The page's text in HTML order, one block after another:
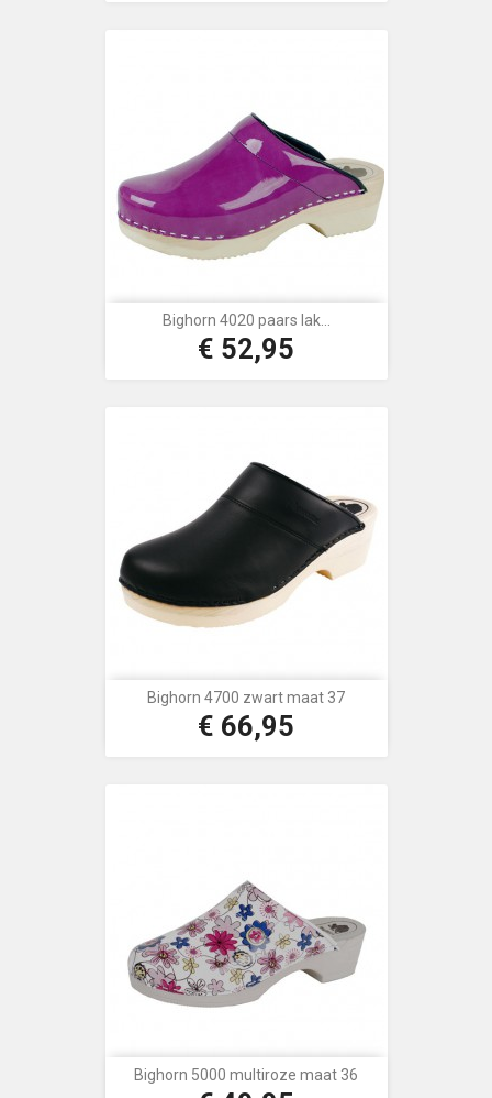
Bighorn 4020 paars lak...
Prijs
€ 52,95
Bighorn 4700 zwart maat 37
Prijs
€ 66,95
Bighorn 5000 multiroze maat 36